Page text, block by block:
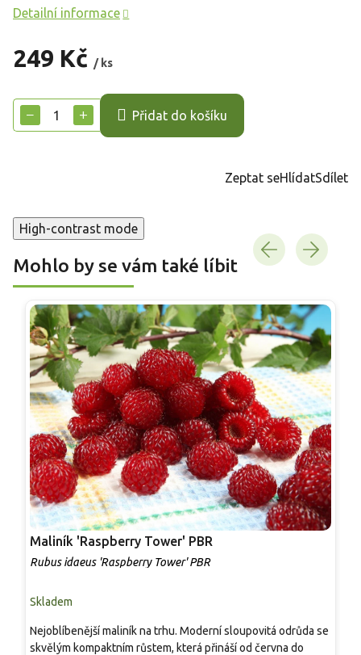
249 Kč / ks
cena:
+
− Přidat do košíku
Detailní informace
Zeptat seHlídatSdílet
High-contrast mode
Mohlo by se vám také líbit
Maliník 'Raspberry Tower' PBR
Rubus idaeus 'Raspberry Tower' PBR
Skladem
Nejoblíbenější maliník na trhu. Moderní sloupovitá odrůda se
skvělým kompaktním růstem, která přináší od června do